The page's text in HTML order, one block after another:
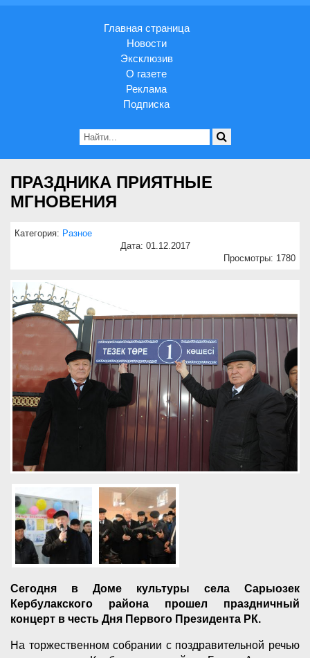
Главная страница
Новости
Эксклюзив
О газете
Реклама
Подписка
ПРАЗДНИКА ПРИЯТНЫЕ
МГНОВЕНИЯ
Категория: Разное
Дата: 01.12.2017
Просмотры: 1780
Сегодня в Доме культуры села Сарыозек
Кербулакского района прошел праздничный
концерт в честь Дня Первого Президента РК.
На торжественном собрании с поздравительной речью